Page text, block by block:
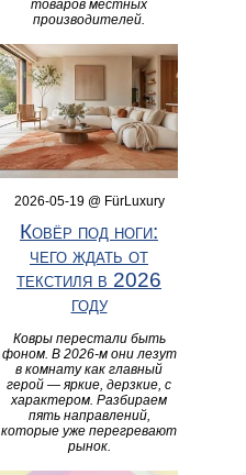
товаров местных
производителей.
2026-05-19 @ FürLuxury
Ковёр под ноги:
чего ждать от
текстиля в 2026
году
Ковры перестали быть
фоном. В 2026-м они лезут
в комнату как главный
герой — яркие, дерзкие, с
характером. Разбираем
пять направлений,
которые уже перегревают
рынок.